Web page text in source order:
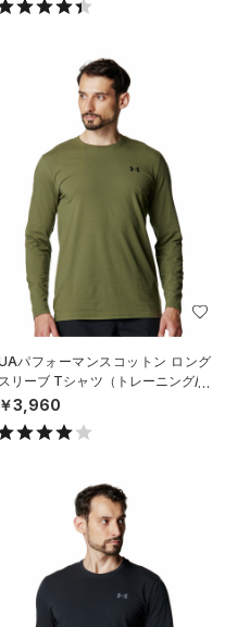
パフォーマンスコットン ロング
スリーブ Tシャツ（トレーニング/M
EN）
￥3,960